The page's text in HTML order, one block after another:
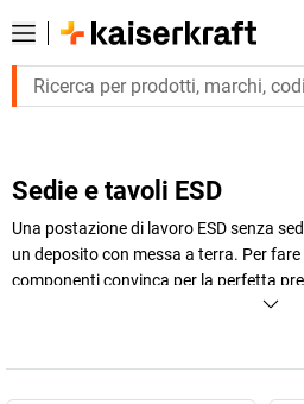
Sedie e tavoli ESD
Una postazione di lavoro ESD senza
un deposito con messa a terra. Per
componenti convinca per la perfetta
funzionalità, presta attenzione